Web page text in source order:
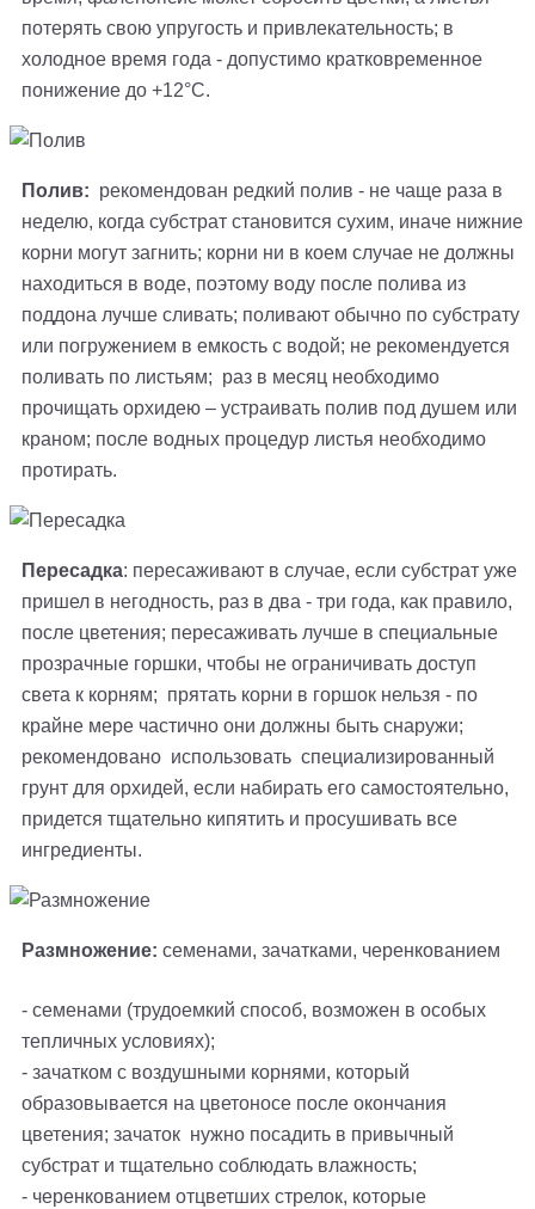
потерять свою упругость и привлекательность; в
холодное время года - допустимо кратковременное
понижение до +12°С.
Полив: рекомендован редкий полив - не чаще раза в
неделю, когда субстрат становится сухим, иначе нижние
корни могут загнить; корни ни в коем случае не должны
находиться в воде, поэтому воду после полива из
поддона лучше сливать; поливают обычно по субстрату
или погружением в емкость с водой; не рекомендуется
поливать по листьям; раз в месяц необходимо
прочищать орхидею – устраивать полив под душем или
краном; после водных процедур листья необходимо
протирать.
Пересадка: пересаживают в случае, если субстрат уже
пришел в негодность, раз в два - три года, как правило,
после цветения; пересаживать лучше в специальные
прозрачные горшки, чтобы не ограничивать доступ
света к корням; прятать корни в горшок нельзя - по
крайне мере частично они должны быть снаружи;
рекомендовано использовать специализированный
грунт для орхидей, если набирать его самостоятельно,
придется тщательно кипятить и просушивать все
ингредиенты.
Размножение: семенами, зачатками, черенкованием
- семенами (трудоемкий способ, возможен в особых
тепличных условиях);
- зачатком с воздушными корнями, который
образовывается на цветоносе после окончания
цветения; зачаток нужно посадить в привычный
субстрат и тщательно соблюдать влажность;
- черенкованием отцветших стрелок, которые